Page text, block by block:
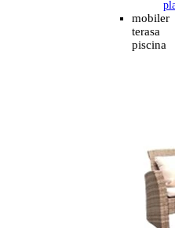
mobiler
terasa
piscina